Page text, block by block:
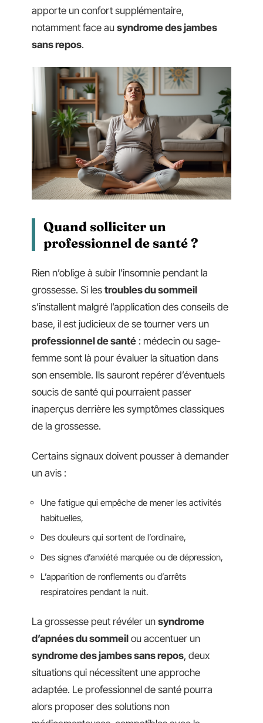
apporte un confort supplémentaire,
notamment face au syndrome des jambes
sans repos.
Quand solliciter un
professionnel de santé ?
Rien n’oblige à subir l’insomnie pendant la
grossesse. Si les troubles du sommeil
s’installent malgré l’application des conseils de
base, il est judicieux de se tourner vers un
professionnel de santé : médecin ou sage-
femme sont là pour évaluer la situation dans
son ensemble. Ils sauront repérer d’éventuels
soucis de santé qui pourraient passer
inaperçus derrière les symptômes classiques
de la grossesse.
Certains signaux doivent pousser à demander
un avis :
Une fatigue qui empêche de mener les activités
habituelles,
Des douleurs qui sortent de l’ordinaire,
Des signes d’anxiété marquée ou de dépression,
L’apparition de ronflements ou d’arrêts
respiratoires pendant la nuit.
La grossesse peut révéler un syndrome
d’apnées du sommeil ou accentuer un
syndrome des jambes sans repos, deux
situations qui nécessitent une approche
adaptée. Le professionnel de santé pourra
alors proposer des solutions non